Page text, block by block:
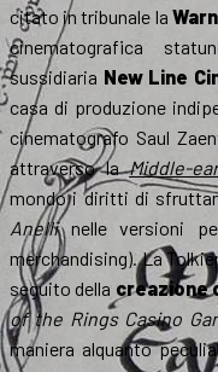
citato in tribunale la
cinematografica
sussidiaria New Line
casa di produzione
cinematografo Saul
attraverso laMiddle-
mondo i diritti di
Anellinelle versioni
merchandising). La
seguito della creazione
of the Rings Casino
maniera alquanto